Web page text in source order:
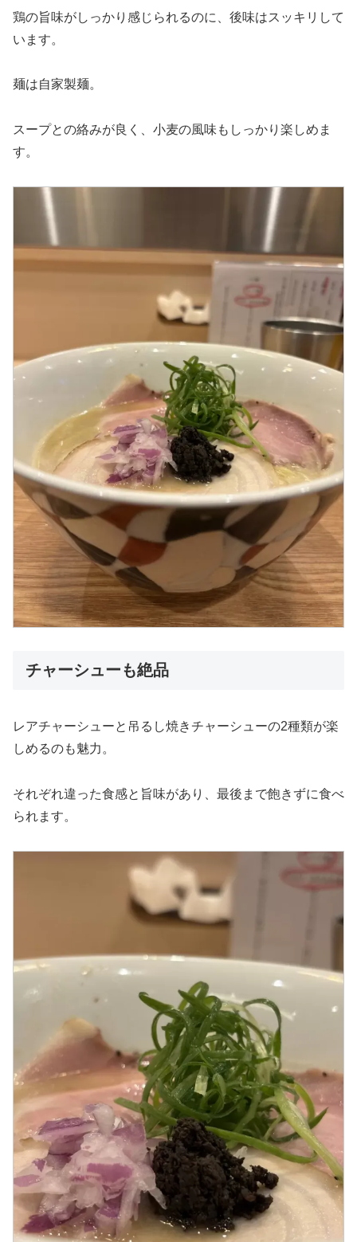
鶏の旨味がしっかり感じられるのに、後味はスッキリして
います。
麺は自家製麺。
スープとの絡みが良く、小麦の風味もしっかり楽しめま
す。
チャーシューも絶品
レアチャーシューと吊るし焼きチャーシューの2種類が楽
しめるのも魅力。
それぞれ違った食感と旨味があり、最後まで飽きずに食べ
られます。